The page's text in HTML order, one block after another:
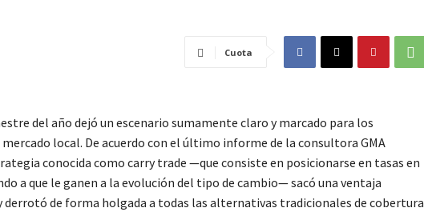
Cuota
del año dejó un escenario sumamente claro y marcado para los
local. De acuerdo con el último informe de la consultora GMA
conocida como carry trade —que consiste en posicionarse en tasas en
a que le ganen a la evolución del tipo de cambio— sacó una ventaja
derrotó de forma holgada a todas las alternativas tradicionales de cobertura